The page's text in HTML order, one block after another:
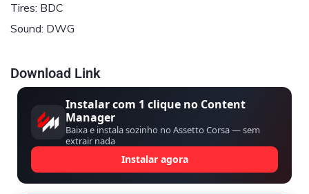
Tires: BDC
Sound: DWG
Download Link
Instalar com 1 clique no Content
Manager
Baixa e instala sozinho no Assetto Corsa — sem
extrair nada
Instalar agora